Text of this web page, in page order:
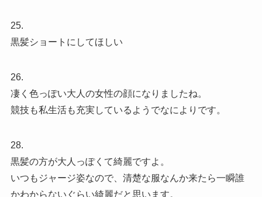
25.
黒髪ショートにしてほしい
26.
凄く色っぽい大人の女性の顔になりましたね。
競技も私生活も充実しているようでなによりです。
28.
黒髪の方が大人っぽくて綺麗ですよ。
いつもジャージ姿なので、清楚な服なんか来たら一瞬誰
かわからないぐらい綺麗だと思います。